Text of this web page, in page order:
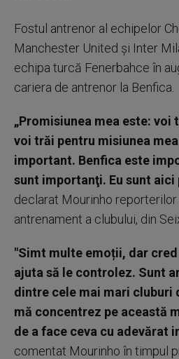
Fostul antrenor al echipelor
Manchester United şi Inter
echipa turcă Fenerbahce în
cariera de antrenor la Benfica.
„Promisiunea mea este: voi
voi trăi pentru misiunea
important. Benfica este
sunt importanţi. Eu sunt aici
declarat Mourinho reporterilor
antrenament a clubului, din
"Simt multe emoții, dar
ajuta să le controlez. Sunt
dintre cele mai mari cluburi
mă concentrez pe această
de a face ceva cu adevărat
comentat Mourinho în timpul